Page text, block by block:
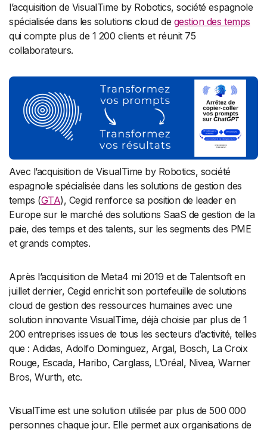
l’acquisition de VisualTime by Robotics, société espagnole
spécialisée dans les solutions cloud de gestion des temps
qui compte plus de 1 200 clients et réunit 75
collaborateurs.
Avec l’acquisition de VisualTime by Robotics, société
espagnole spécialisée dans les solutions de gestion des
temps (GTA), Cegid renforce sa position de leader en
Europe sur le marché des solutions SaaS de gestion de la
paie, des temps et des talents, sur les segments des PME
et grands comptes.
Après l’acquisition de Meta4 mi 2019 et de Talentsoft en
juillet dernier, Cegid enrichit son portefeuille de solutions
cloud de gestion des ressources humaines avec une
solution innovante VisualTime, déjà choisie par plus de 1
200 entreprises issues de tous les secteurs d’activité, telles
que : Adidas, Adolfo Dominguez, Argal, Bosch, La Croix
Rouge, Escada, Haribo, Carglass, L’Oréal, Nivea, Warner
Bros, Wurth, etc.
VisualTime est une solution utilisée par plus de 500 000
personnes chaque jour. Elle permet aux organisations de